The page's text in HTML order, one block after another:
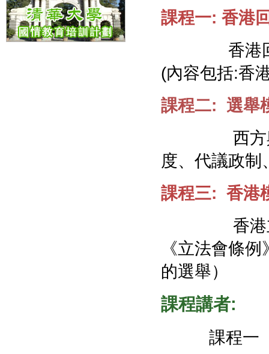
課程一: 香港
香港回歸
(內容包括:香
課程二: 選舉
西方與東
度、代議政制
課程三: 香港
香港立法
《立法會條
的選舉）
課程講者:
課程